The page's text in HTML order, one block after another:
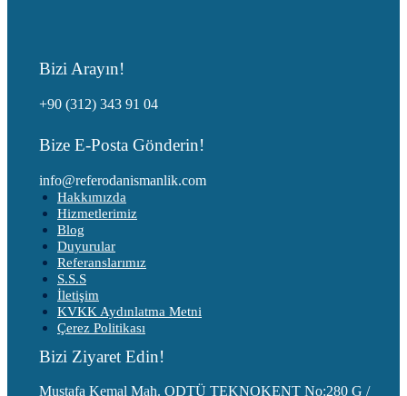
Bizi Arayın!
+90 (312) 343 91 04
Bize E-Posta Gönderin!
info@referodanismanlik.com
Hakkımızda
Hizmetlerimiz
Blog
Duyurular
Referanslarımız
S.S.S
İletişim
KVKK Aydınlatma Metni
Çerez Politikası
Bizi Ziyaret Edin!
Mustafa Kemal Mah. ODTÜ TEKNOKENT No:280 G /